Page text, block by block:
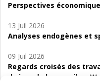
Perspectives
13 Juil 2026
Analyses endogènes et
09 Juil 2026
Regards croisés des
de jour de bas seuil en